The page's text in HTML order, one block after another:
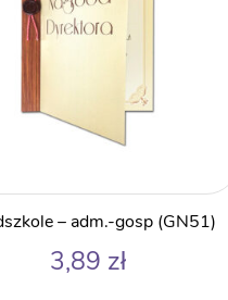
– adm.-gosp (GN51)
3,89 zł